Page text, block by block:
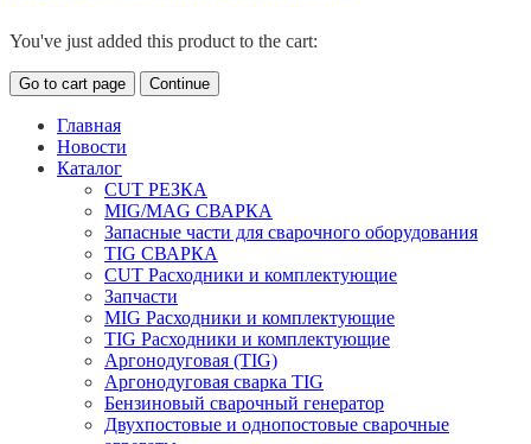
You've just added this product to the cart:
Go to cart page Continue
Главная
Новости
Каталог
CUT РЕЗКА
MIG/MAG СВАРКА
Запасные части для сварочного оборудования
TIG СВАРКА
CUT Расходники и комплектующие
Запчасти
MIG Расходники и комплектующие
TIG Расходники и комплектующие
Аргонодуговая (TIG)
Аргонодуговая сварка TIG
Бензиновый сварочный генератор
Двухпостовые и однопостовые сварочные